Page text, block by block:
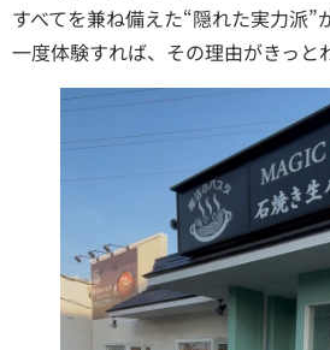
すべてを兼ね備えた“隠れた実力派”
一度体験すれば、その理由がきっと